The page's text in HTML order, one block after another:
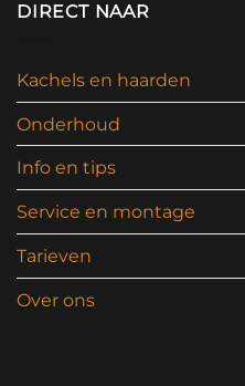
DIRECT NAAR
Kachels en haarden
Onderhoud
Info en tips
Service en montage
Tarieven
Over ons